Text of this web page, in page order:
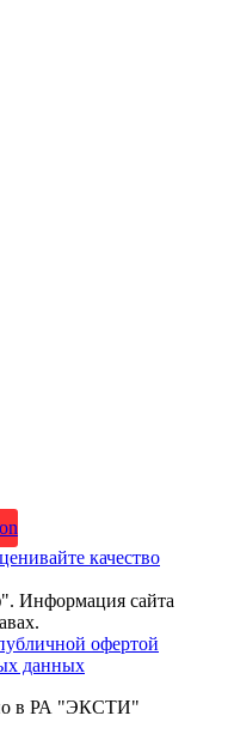
Информация сайта
офертой
данных
в РА "ЭКСТИ"